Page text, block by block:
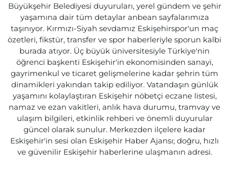
Büyükşehir Belediyesi duyuruları, yerel gündem ve şehir
yaşamına dair tüm detaylar anbean sayfalarımıza
taşınıyor. Kırmızı-Siyah sevdamız Eskişehirspor'un maç
özetleri, fikstür, transfer ve spor haberleriyle sporun kalbi
burada atıyor. Üç büyük üniversitesiyle Türkiye'nin
öğrenci başkenti Eskişehir'in ekonomisinden sanayi,
gayrimenkul ve ticaret gelişmelerine kadar şehrin tüm
dinamikleri yakından takip ediliyor. Vatandaşın günlük
yaşamını kolaylaştıran Eskişehir nöbetçi eczane listesi,
namaz ve ezan vakitleri, anlık hava durumu, tramvay ve
ulaşım bilgileri, etkinlik rehberi ve önemli duyurular
güncel olarak sunulur. Merkezden ilçelere kadar
Eskişehir'in sesi olan Eskişehir Haber Ajansı; doğru, hızlı
ve güvenilir Eskişehir haberlerine ulaşmanın adresi.